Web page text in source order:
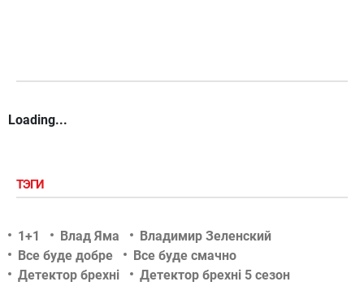
Loading...
ТЭГИ
1+1 Влад Яма
Владимир Зеленский
Все буде добре
Все буде смачно
Детектор брехні
Детектор брехні 5 сезон